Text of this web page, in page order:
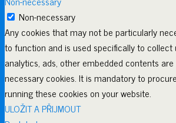
Non-necessary
Any cookies that may not be particularly
to function and is used specifically to collect
analytics, ads, other embedded contents
necessary cookies. It is mandatory to
running these cookies on your website.
ULOŽIT A PŘIJMOUT